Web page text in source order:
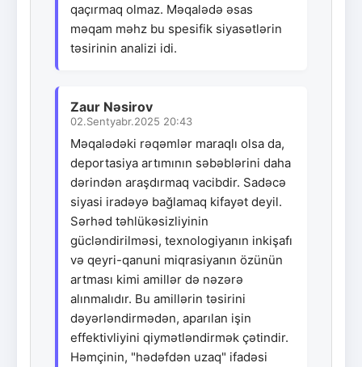
qaçırmaq olmaz. Məqalədə əsas
məqam məhz bu spesifik siyasətlərin
təsirinin analizi idi.
Zaur Nəsirov
02.Sentyabr.2025 20:43
Məqalədəki rəqəmlər maraqlı olsa da,
deportasiya artımının səbəblərini daha
dərindən araşdırmaq vacibdir. Sadəcə
siyasi iradəyə bağlamaq kifayət deyil.
Sərhəd təhlükəsizliyinin
gücləndirilməsi, texnologiyanın inkişafı
və qeyri-qanuni miqrasiyanın özünün
artması kimi amillər də nəzərə
alınmalıdır. Bu amillərin təsirini
dəyərləndirmədən, aparılan işin
effektivliyini qiymətləndirmək çətindir.
Həmçinin, "hədəfdən uzaq" ifadəsi